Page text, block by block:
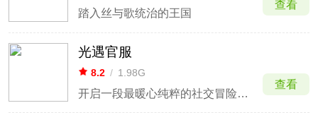
踏入丝与歌统治的王国
查看
光遇官服
8.2 / 1.98G
开启一段最暖心纯粹的社交冒险体验
查看